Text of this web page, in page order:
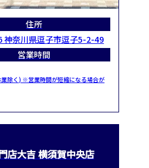
住所
神奈川県逗子市逗子5-2-49
営業時間
除く) ※営業時間が短縮になる場合が
店大吉 横須賀中央店